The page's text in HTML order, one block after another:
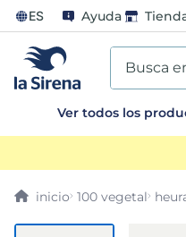
ES Ayuda
Busca
Ver todos los
100 vegetal
TÉRMINOS MÁS
1. helados sirena